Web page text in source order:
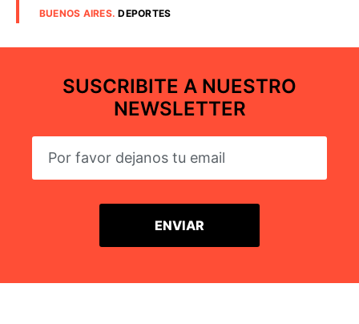
BUENOS AIRES.DEPORTES
SUSCRIBITE A NUESTRO
NEWSLETTER